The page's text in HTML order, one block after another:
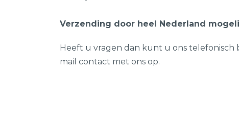
Verzending door heel Nederland
Heeft u vragen dan kunt u ons telefonisch
mail contact met ons op.